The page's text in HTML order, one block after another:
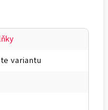
variantu